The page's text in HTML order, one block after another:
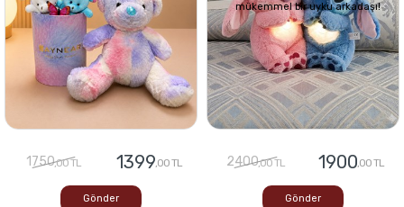
1750,00 TL 1399,00 TL
Gönder
mükemmel bir uyku arkadaşı!
2400,00 TL 1900,00 TL
Gönder